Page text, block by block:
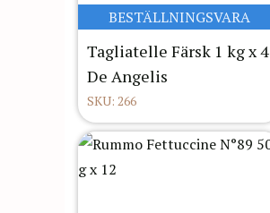
BESTÄLLNINGSVARA
Tagliatelle Färsk 1 kg x 4
De Angelis
SKU: 266